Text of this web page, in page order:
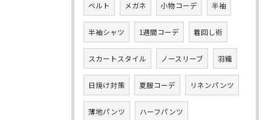
ベルト メガネ 小物コーデ 半袖
半袖シャツ 1週間コーデ 着回し術
スカートスタイル ノースリーブ 羽織
日焼け対策 夏服コーデ リネンパンツ
薄地パンツ ハーフパンツ